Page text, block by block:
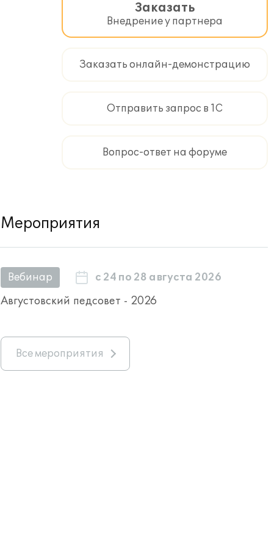
Заказать
Внедрение у партнера
Заказать онлайн-демонстрацию
Отправить запрос в 1С
Вопрос-ответ на форуме
Мероприятия
Вебинар с 24 по 28 августа 2026
Августовский педсовет - 2026
Все мероприятия